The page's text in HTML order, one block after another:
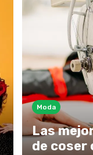
Moda
Las
de coser